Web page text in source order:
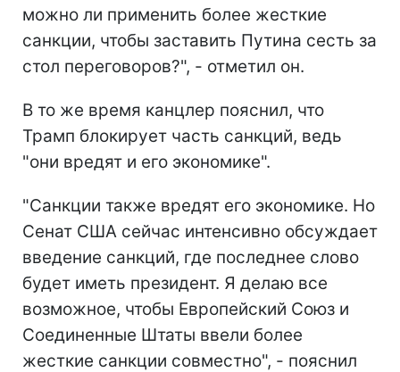
можно ли применить более жесткие
санкции, чтобы заставить Путина сесть за
стол переговоров?", - отметил он.
В то же время канцлер пояснил, что
Трамп блокирует часть санкций, ведь
"они вредят и его экономике".
"Санкции также вредят его экономике. Но
Сенат США сейчас интенсивно обсуждает
введение санкций, где последнее слово
будет иметь президент. Я делаю все
возможное, чтобы Европейский Союз и
Соединенные Штаты ввели более
жесткие санкции совместно", - пояснил